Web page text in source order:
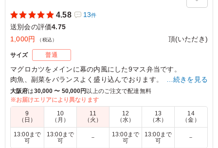
4.58 13件
送別会の評価4.75
1,000円
（税込） 頂(いただき)
サイズ 普通
マグロカツをメインに幕の内風にした9マス弁当です。
肉魚、副菜をバランスよく盛り込んでおります。
5.0
豪華で大満足！味もおいしかったです。
ご利用シーン：懇親会
兵庫県神戸市西区樫野台
…続きを見る
大阪府は30,000 〜 50,000円以上のご注文で配達無料
※お届けエリアにより異なります
9
（日）
10
（月）
11
（火）
12
（水）
13
（木）
14
（金）
13:00まで
可
13:00まで
可
－
13:00まで
可
13:00まで
可
－